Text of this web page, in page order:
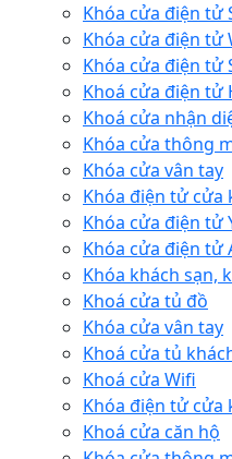
Khóa cửa điện tử
Khóa cửa điện tử
Khóa cửa điện tử
Khoá cửa điện tử
Khoá cửa nhận
Khóa cửa thông
Khóa cửa vân tay
Khóa điện tử cửa
Khóa cửa điện tử
Khóa cửa điện tử
Khóa khách sạn,
Khoá cửa tủ đồ
Khóa cửa vân tay
Khoá cửa tủ
Khoá cửa Wifi
Khóa điện tử cửa
Khoá cửa căn hộ